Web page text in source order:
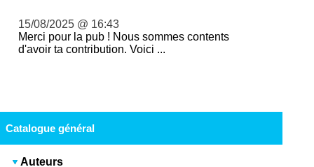
15/08/2025 @ 16:43
Merci pour la pub ! Nous sommes contents
d'avoir ta contribution. Voici ...
Catalogue général
Auteurs